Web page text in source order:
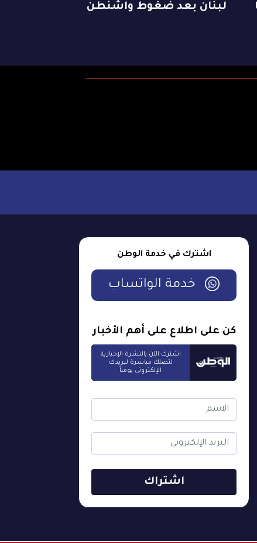
لبنان بعد ضغوط واشنطن
اشترك في خدمة الوطن
خدمة الواتساب
كن على اطلاع على أهم الأخبار
اشترك الآن بالنشرة الإخبارية
لتصلك مباشرة لبريدك
الإلكتروني يومياً
اشتراك